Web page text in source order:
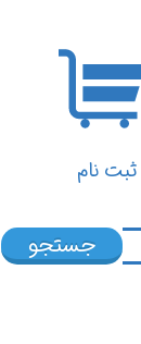
ثبت نام
جستجو